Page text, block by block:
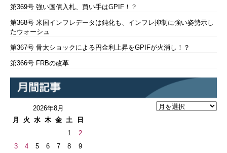
第369号 強い国債入札、買い手はGPIF！？
第368号 米国インフレデータは鈍化も、インフレ抑制に強い姿勢示し
たウォーシュ
第367号 骨太ショックによる円金利上昇をGPIFが火消し！？
第366号 FRBの改革
2026年8月
月
火 水 木 金 土 日
1
2
3
4 5 6 7 8
9